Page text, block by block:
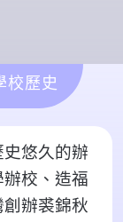
校歷史
悠久的辦
校、造福
辦裘錦秋